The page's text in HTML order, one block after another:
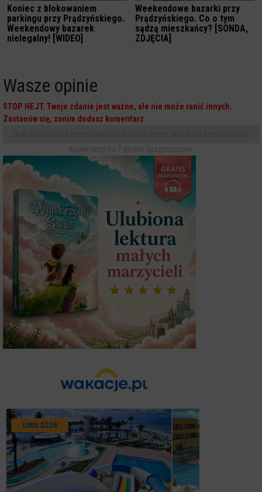
Koniec z blokowaniem
parkingu przy Prądzyńskiego.
Weekendowy bazarek
nielegalny! [WIDEO]
Weekendowe bazarki przy
Prądzyńskiego. Co o tym
sądzą mieszkańcy? [SONDA,
ZDJĘCIA]
Wasze opinie
STOP HEJT. Twoje zdanie jest ważne, ale nie może ranić innych.
Zastanów się, zanim dodasz komentarz
Komentarze po 7 dniach są czyszczone.
Lato 2026